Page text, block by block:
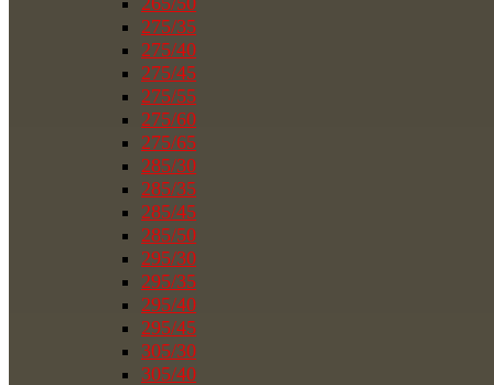
275/35
275/40
275/45
275/55
275/60
275/65
285/30
285/35
285/45
285/50
295/30
295/35
295/40
295/45
305/30
305/40